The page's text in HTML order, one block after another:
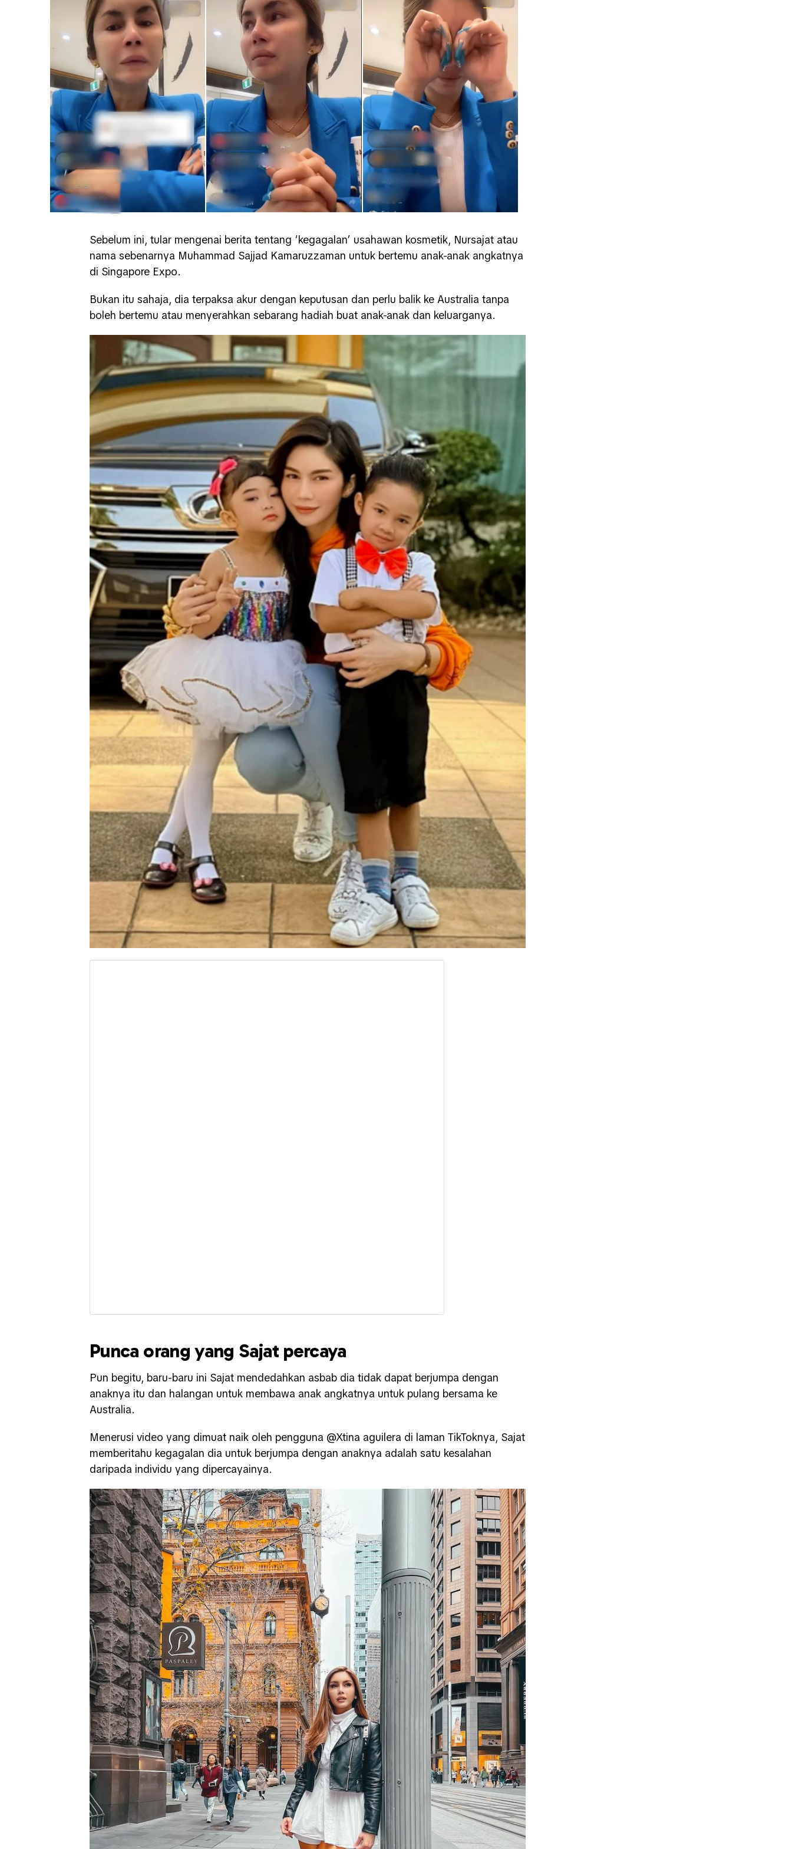
Sebelum ini, tular mengenai berita tentang ‘kegagalan’ usahawan kosmetik, Nursajat atau
nama sebenarnya Muhammad Sajjad Kamaruzzaman untuk bertemu anak-anak angkatnya
di Singapore Expo.
Bukan itu sahaja, dia terpaksa akur dengan keputusan dan perlu balik ke Australia tanpa
boleh bertemu atau menyerahkan sebarang hadiah buat anak-anak dan keluarganya.
Punca orang yang Sajat percaya
Pun begitu, baru-baru ini Sajat mendedahkan asbab dia tidak dapat berjumpa dengan
anaknya itu dan halangan untuk membawa anak angkatnya untuk pulang bersama ke
Australia.
Menerusi video yang dimuat naik oleh pengguna @Xtina aguilera di laman TikToknya, Sajat
memberitahu kegagalan dia untuk berjumpa dengan anaknya adalah satu kesalahan
daripada individu yang dipercayainya.